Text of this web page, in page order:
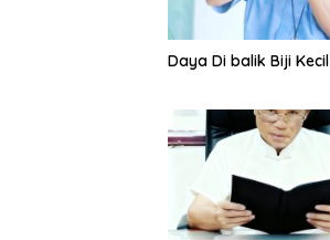
Daya Di balik Biji Kecil